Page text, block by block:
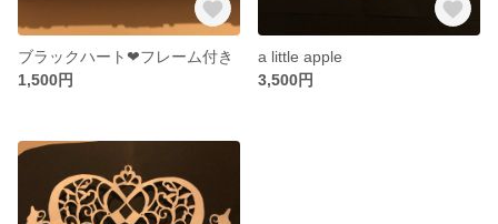
ブラックハート❤︎フレーム付き
1,500円
a little apple
3,500円